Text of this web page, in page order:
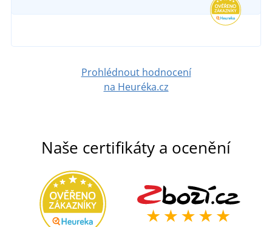
Prohlédnout hodnocení
na Heuréka.cz
Naše certifikáty a ocenění